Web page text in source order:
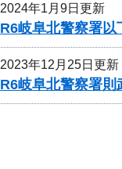
2024年1月9日更新
R6岐阜北警察署
2023年12月25日更新
R6岐阜北警察署